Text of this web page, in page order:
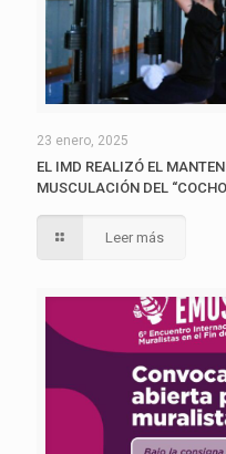
23 enero, 2025
EL IMD REALIZÓ EL
MUSCULACIÓN DEL
Leer más